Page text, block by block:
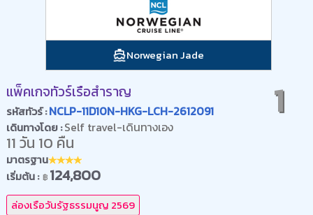
Norwegian Jade
แพ็คเกจทัวร์เรือสำราญ
รหัสทัวร์ :NCLP-11D10N-HKG-LCH-2612091 1
เดินทางโดย :Self travel-เดินทางเอง
11 วัน 10 คืน
มาตรฐาน
เริ่มต้น : ฿ 124,800
ล่องเรือวันรัฐธรรมนูญ 2569